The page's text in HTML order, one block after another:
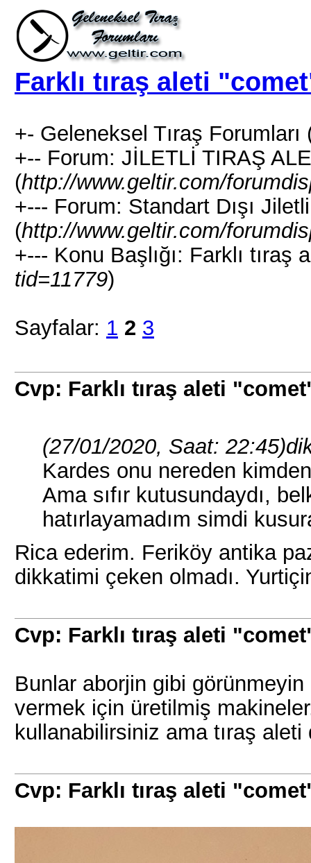
Farklı tıraş aleti
+- Geleneksel Tıraş Forumları
+-- Forum: JİLETLİ TIRAŞ
(http://www.geltir.com/
+--- Forum: Standart Dışı
(http://www.geltir.com/
+--- Konu Başlığı: Farklı tıraş
tid=11779)
Sayfalar: 1 2 3
Cvp: Farklı tıraş aleti
(27/01/2020, Saat: 22:45)
Kardes onu nereden
Ama sıfır kutusundaydı,
hatırlayamadım simdi
Rica ederim. Feriköy antika
dikkatimi çeken olmadı.
Cvp: Farklı tıraş aleti
Bunlar aborjin gibi
vermek için üretilmiş
kullanabilirsiniz ama tıraş
Cvp: Farklı tıraş aleti